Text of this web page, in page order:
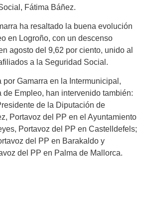
Fátima Báñez.
ha resaltado la buena evolución
en Logroño, con un descenso
agosto del 9,62 por ciento, unido al
a la Seguridad Social.
por Gamarra en la Intermunicipal,
de Empleo, han intervenido también:
de la Diputación de
Portavoz del PP en el Ayuntamiento
Portavoz del PP en Castelldefels;
del PP en Barakaldo y
del PP en Palma de Mallorca.